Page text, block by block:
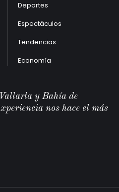
Deportes
Espectáculos
Tendencias
Economía
y Bahía de
nos hace el más